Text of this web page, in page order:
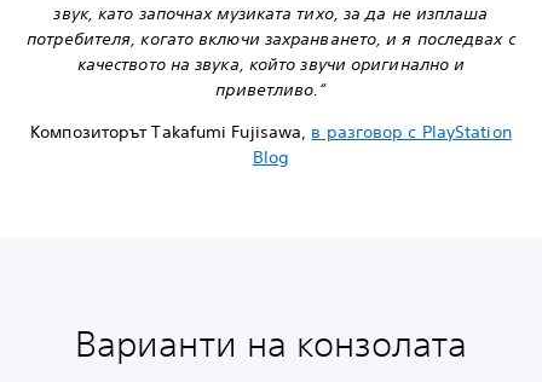
звук, като започнах музиката тихо, за да не изплаша
потребителя, когато включи захранването, и я последвах с
качеството на звука, който звучи оригинално и
приветливо.“
Композиторът Takafumi Fujisawa, в разговор с PlayStation
Blog
Варианти на конзолата